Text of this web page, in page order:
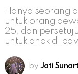
Hanya seorang
untuk orang
25, dan
untuk anak di
by Jati